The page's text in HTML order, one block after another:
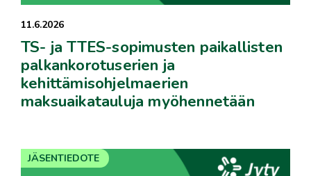
11.6.2026
TS- ja TTES-sopimusten paikallisten
palkankorotuserien ja
kehittämisohjelmaerien
maksuaikatauluja myöhennetään
JÄSENTIEDOTE